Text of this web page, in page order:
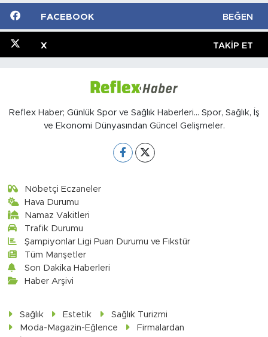
FACEBOOK BEĞEN
X TAKIP ET
Reflex Haber; Günlük Spor ve Sağlık Haberleri... Spor, Sağlık, İş
ve Ekonomi Dünyasından Güncel Gelişmeler.
Nöbetçi Eczaneler
Hava Durumu
Namaz Vakitleri
Trafik Durumu
Şampiyonlar Ligi Puan Durumu ve Fikstür
Tüm Manşetler
Son Dakika Haberleri
Haber Arşivi
Sağlık Estetik
Sağlık Turizmi
Moda-Magazin-Eğlence
Firmalardan